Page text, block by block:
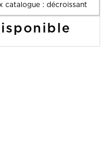
catalogue : décroissant